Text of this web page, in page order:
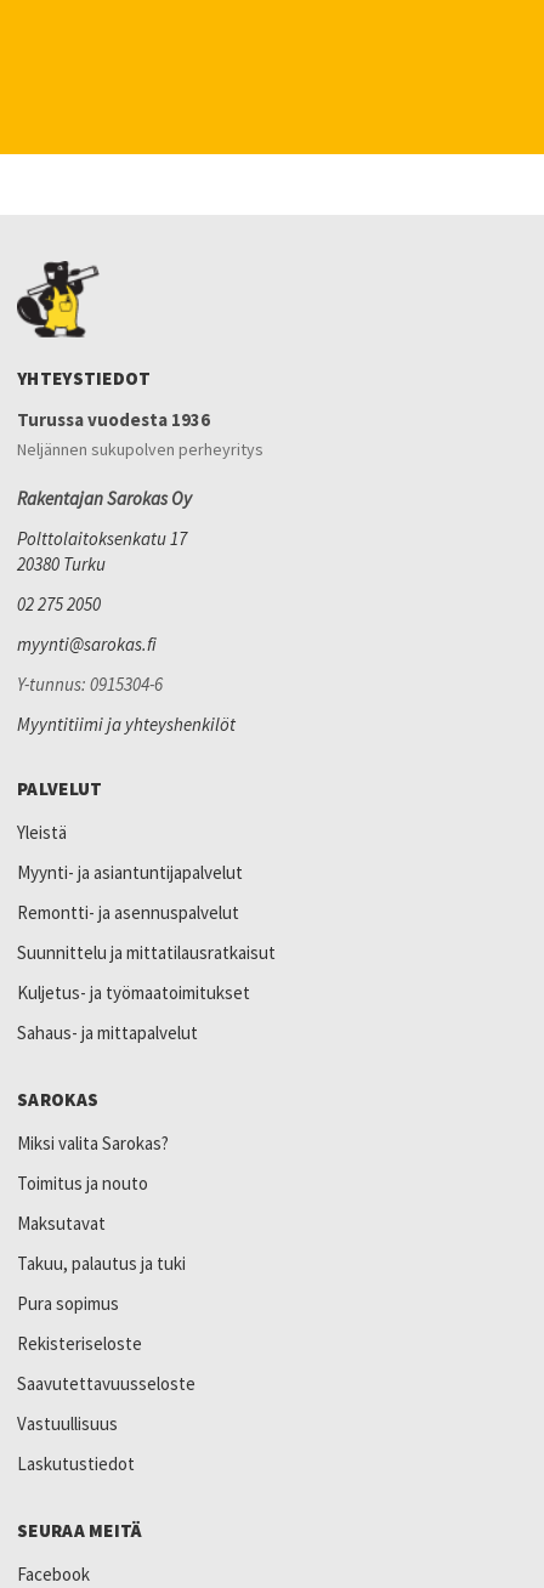
YHTEYSTIEDOT
Turussa vuodesta 1936
Neljännen sukupolven perheyritys
Rakentajan Sarokas Oy
Polttolaitoksenkatu 17
20380 Turku
02 275 2050
myynti@sarokas.fi
Y-tunnus: 0915304-6
Myyntitiimi ja yhteyshenkilöt
PALVELUT
Yleistä
Myynti- ja asiantuntijapalvelut
Remontti- ja asennuspalvelut
Suunnittelu ja mittatilausratkaisut
Kuljetus- ja työmaatoimitukset
Sahaus- ja mittapalvelut
SAROKAS
Miksi valita Sarokas?
Toimitus ja nouto
Maksutavat
Takuu, palautus ja tuki
Pura sopimus
Rekisteriseloste
Saavutettavuusseloste
Vastuullisuus
Laskutustiedot
SEURAA MEITÄ
Facebook